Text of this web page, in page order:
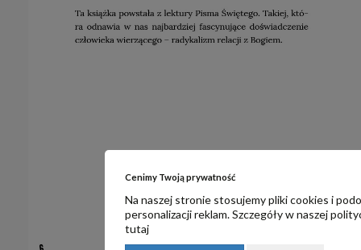
Cenimy Twoją prywatność
Na naszej stronie stosujemy pliki cookies i
personalizacji reklam. Szczegóły w naszej
tutaj